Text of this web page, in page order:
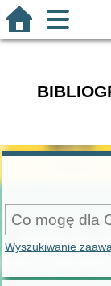
Wyszukiwanie